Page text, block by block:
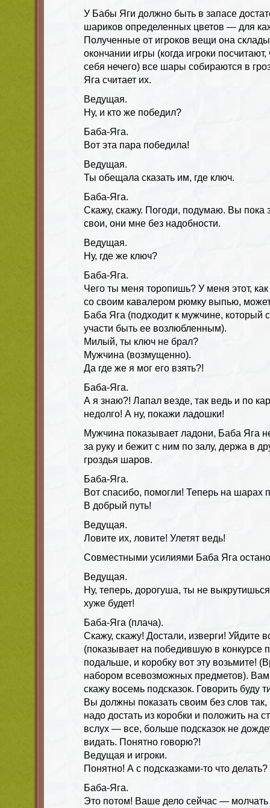
У Бабы Яги должно быть в запасе
шариков определенных цветов — для
Полученные от игроков вещи она
окончании игры (когда игроки
себя нечего) все шары собираются в
Яга считает их.
Ведущая.
Ну, и кто же победил?
Баба-Яга.
Вот эта пара победила!
Ведущая.
Ты обещала сказать им, где ключ.
Баба-Яга.
Скажу, скажу. Погоди, подумаю. Вы пока
свои, они мне без надобности.
Ведущая.
Ну, где же ключ?
Баба-Яга.
Чего ты меня торопишь? У меня этот,
со своим кавалером рюмку выпью,
Баба Яга (подходит к мужчине, который
участи быть ее возлюбленным).
Милый, ты ключ не брал?
Мужчина (возмущенно).
Да где же я мог его взять?!
Баба-Яга.
А я знаю?! Лапал везде, так ведь и по
недолго! А ну, покажи ладошки!
Мужчина показывает ладони, Баба Яга
за руку и бежит с ним по залу, держа в
гроздья шаров.
Баба-Яга.
Вот спасибо, помогли! Теперь на шарах
В добрый путь!
Ведущая.
Ловите их, ловите! Улетят ведь!
Совместными усилиями Баба Яга
Ведущая.
Ну, теперь, дорогуша, ты не
хуже будет!
Баба-Яга (плача).
Скажу, скажу! Достали, изверги! Уйдите
(показывает на победившую в конкурсе
подальше, и коробку вот эту возьмите!
набором всевозможных предметов).
скажу восемь подсказок. Говорить буду
Вы должны показать своим без слов
надо достать из коробки и положить на
вслух — все, больше подсказок не
видать. Понятно говорю?!
Ведущая и игроки.
Понятно! А с подсказками-то что делать?
Баба-Яга.
Это потом! Ваше дело сейчас — молчать